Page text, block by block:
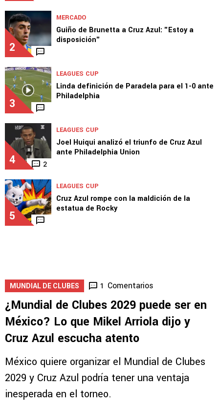
2
MERCADO
Guiño de Brunetta a Cruz Azul: "Estoy a
disposición"
3
LEAGUES CUP
Linda definición de Paradela para el 1-0 ante
Philadelphia
4 2
LEAGUES CUP
Joel Huiqui analizó el triunfo de Cruz Azul
ante Philadelphia Union
5
LEAGUES CUP
Cruz Azul rompe con la maldición de la
estatua de Rocky
MUNDIAL DE CLUBES 1 Comentarios
¿Mundial de Clubes 2029 puede ser en
México? Lo que Mikel Arriola dijo y
Cruz Azul escucha atento
México quiere organizar el Mundial de Clubes
2029 y Cruz Azul podría tener una ventaja
inesperada en el torneo.